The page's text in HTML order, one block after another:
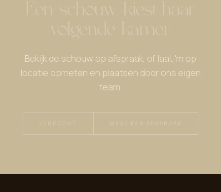
Een schouw kiest haar
volgende kamer.
Bekijk de schouw op afspraak, of laat 'm op
locatie opmeten en plaatsen door ons eigen
team.
MAAK EEN AFSPRAAK